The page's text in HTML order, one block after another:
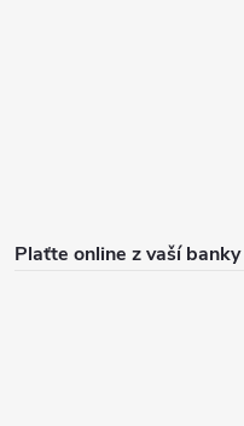
Plaťte online z vaší banky